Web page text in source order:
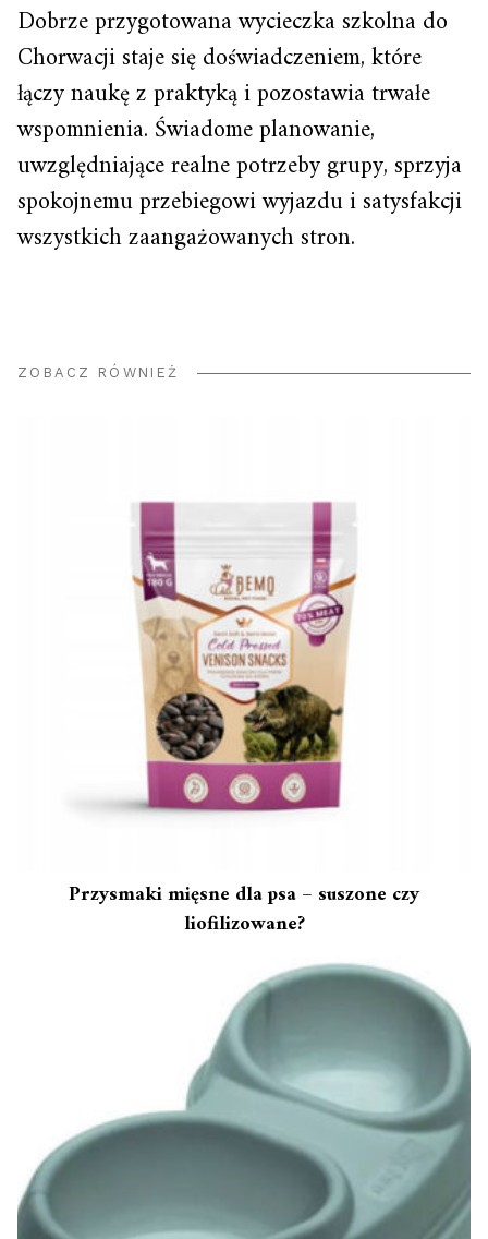
Dobrze przygotowana wycieczka szkolna do
Chorwacji staje się doświadczeniem, które
łączy naukę z praktyką i pozostawia trwałe
wspomnienia. Świadome planowanie,
uwzględniające realne potrzeby grupy, sprzyja
spokojnemu przebiegowi wyjazdu i satysfakcji
wszystkich zaangażowanych stron.
ZOBACZ RÓWNIEŻ
Przysmaki mięsne dla psa – suszone czy
liofilizowane?